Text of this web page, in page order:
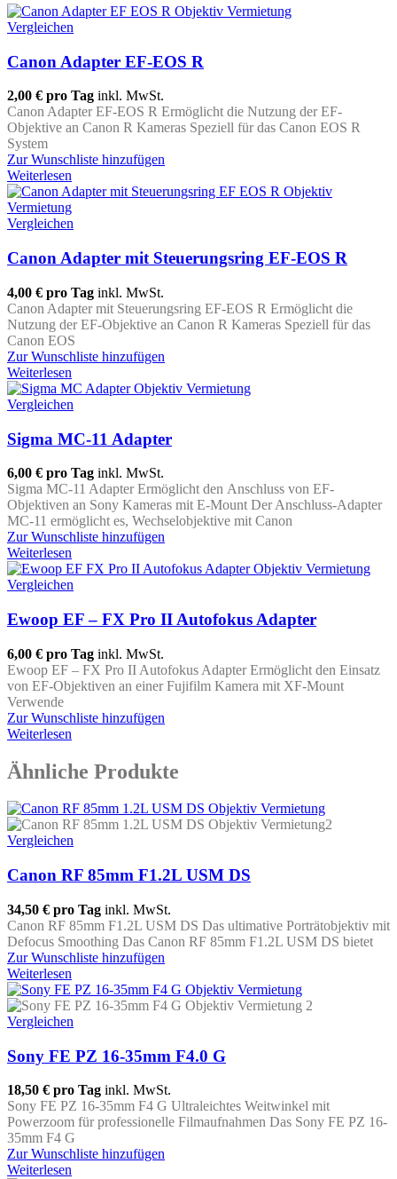
Vergleichen
Canon Adapter EF-EOS R
2,00 € pro Tag inkl. MwSt.
Canon Adapter EF-EOS R Ermöglicht die Nutzung der EF-
Objektive an Canon R Kameras Speziell für das Canon EOS R
System
Zur Wunschliste hinzufügen
Weiterlesen
Vergleichen
Canon Adapter mit Steuerungsring EF-EOS R
4,00 € pro Tag inkl. MwSt.
Canon Adapter mit Steuerungsring EF-EOS R Ermöglicht die
Nutzung der EF-Objektive an Canon R Kameras Speziell für das
Canon EOS
Zur Wunschliste hinzufügen
Weiterlesen
Vergleichen
Sigma MC-11 Adapter
6,00 € pro Tag inkl. MwSt.
Sigma MC-11 Adapter Ermöglicht den Anschluss von EF-
Objektiven an Sony Kameras mit E-Mount Der Anschluss-Adapter
MC-11 ermöglicht es, Wechselobjektive mit Canon
Zur Wunschliste hinzufügen
Weiterlesen
Vergleichen
Ewoop EF – FX Pro II Autofokus Adapter
6,00 € pro Tag inkl. MwSt.
Ewoop EF – FX Pro II Autofokus Adapter Ermöglicht den Einsatz
von EF-Objektiven an einer Fujifilm Kamera mit XF-Mount
Verwende
Zur Wunschliste hinzufügen
Weiterlesen
Ähnliche Produkte
Vergleichen
Canon RF 85mm F1.2L USM DS
34,50 € pro Tag inkl. MwSt.
Canon RF 85mm F1.2L USM DS Das ultimative Porträtobjektiv mit
Defocus Smoothing Das Canon RF 85mm F1.2L USM DS bietet
Zur Wunschliste hinzufügen
Weiterlesen
Vergleichen
Sony FE PZ 16-35mm F4.0 G
18,50 € pro Tag inkl. MwSt.
Sony FE PZ 16-35mm F4 G Ultraleichtes Weitwinkel mit
Powerzoom für professionelle Filmaufnahmen Das Sony FE PZ 16-
35mm F4 G
Zur Wunschliste hinzufügen
Weiterlesen